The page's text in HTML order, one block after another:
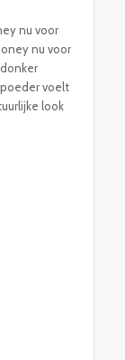
nu voor
nu voor
voelt
look